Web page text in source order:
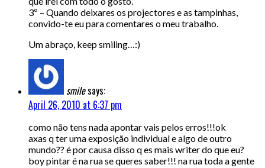
3º – Quando deixares os projectores e as tampinhas,
convido-te eu para comentares o meu trabalho.
Um abraço, keep smiling…:)
smilesays:
April 26, 2010 at 6:37 pm
como não tens nada apontar vais pelos erros!!!ok
axas q ter uma exposição individual e algo de outro
mundo?? é por causa disso q es mais writer do que eu?
boy pintar é na rua se queres saber!!! na rua toda a gente